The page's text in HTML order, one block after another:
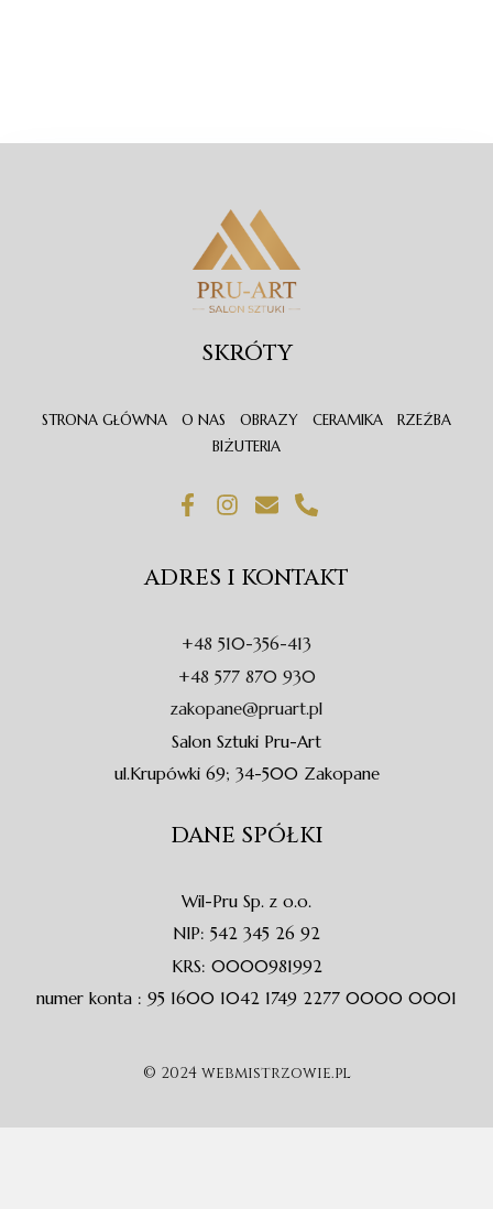
SKRÓTY
STRONA GŁÓWNA O NAS OBRAZY CERAMIKA
RZEŹBA
BIŻUTERIA
F
a
e
b
o
k
-
f
I
n
t
a
r
a
m
E
n
e
l
p
e
P
h
n
e
a
l
t
ADRES I KONTAKT
+48 510-356-413
+48 577 870 930
zakopane@pruart.pl
Salon Sztuki Pru-Art
ul.Krupówki 69; 34-500 Zakopane
DANE SPÓŁKI
Wil-Pru Sp. z o.o.
NIP: 542 345 26 92
KRS: 0000981992
numer konta : 95 1600 1042 1749 2277 0000 0001
© 2024 webmistrzowie.pl